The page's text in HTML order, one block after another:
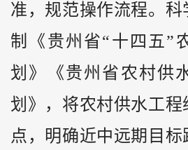
准，规范操作流程。
制《贵州省“十四五”
划》《贵州省农村供
划》，将农村供水工
点，明确近中远期目